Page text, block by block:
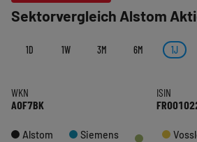
Sektorvergleich Alstom
1D 1W 3M 6M 1J
WKN
A0F7BK
ISIN
Alstom Siemens